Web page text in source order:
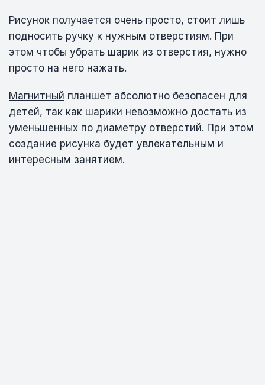
Рисунок получается очень просто, стоит лишь
подносить ручку к нужным отверстиям. При
этом чтобы убрать шарик из отверстия, нужно
просто на него нажать.
Магнитный планшет абсолютно безопасен для
детей, так как шарики невозможно достать из
уменьшенных по диаметру отверстий. При этом
создание рисунка будет увлекательным и
интересным занятием.